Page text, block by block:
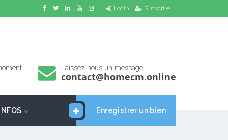
Login S'inscrire
Laissez nous un message
contact@homecm.online
Enregistrer un bien
INFOS